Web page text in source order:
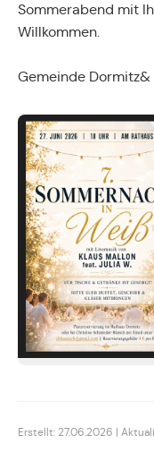
Sommerabend mit
Willkommen.
Gemeinde
Erstellt: 27.06.2026 |